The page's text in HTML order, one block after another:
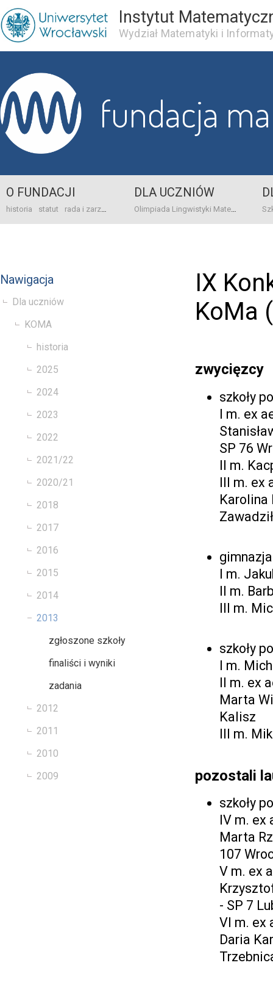
Instytut
Wydział Matematyki i
fundacja
O FUNDACJI
historia statut rada i zarząd dane bankowo-adresowe kontakt
DLA UCZNIÓW
Olimpiada Lingwistyki Matematycznej
Nawigacja
Dla uczniów
KOMA
historia
2025
2024
2023
2022
2021/22
2020/21
2018
2017
2016
2015
2014
2013
zgłoszone szkoły
finaliści i wyniki
zadania
2012
2011
2010
2009
IX
KoMa
zwycięzcy
szkoły
I m. ex
SP 76
II m.
III m. ex
Karolina
gimnazja
I m.
II m.
III m.
szkoły
I m.
II m. ex
Marta
Kalisz
III m.
pozostali
szkoły
IV m. ex
Marta
107
V m. ex
- SP 7
VI m. ex
Daria